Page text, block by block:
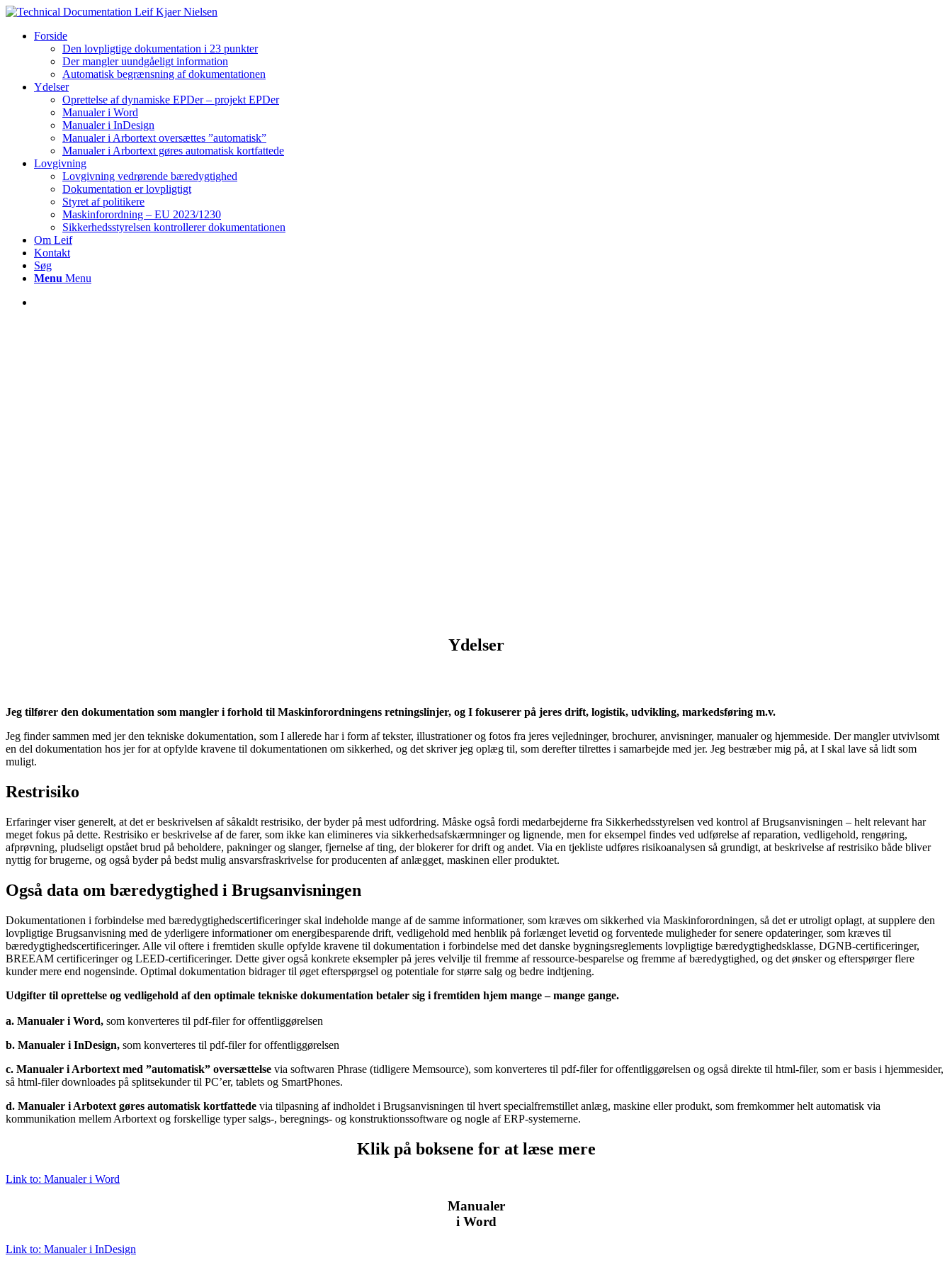
Forside
Den lovpligtige dokumentation i 23 punkter
Der mangler uundgåeligt information
Automatisk begrænsning af dokumentationen
Ydelser
Oprettelse af dynamiske EPDer – projekt EPDer
Manualer i Word
Manualer i InDesign
Manualer i Arbortext oversættes ”automatisk”
Manualer i Arbortext gøres automatisk kortfattede
Lovgivning
Lovgivning vedrørende bæredygtighed
Dokumentation er lovpligtigt
Styret af politikere
Maskinforordning – EU 2023/1230
Sikkerhedsstyrelsen kontrollerer dokumentationen
Om Leif
Kontakt
Søg
Menu Menu
Ydelser
Jeg tilfører den dokumentation som mangler i forhold til Maskinforordningens retningslinjer, og I fokuserer på jeres drift, logistik, udvikling, markedsføring m.v.
Jeg finder sammen med jer den tekniske dokumentation, som I allerede har i form af tekster, illustrationer og fotos fra jeres vejledninger, brochurer, anvisninger, manualer og hjemmeside. Der mangler utvivlsomt
en del dokumentation hos jer for at opfylde kravene til dokumentationen om sikkerhed, og det skriver jeg oplæg til, som derefter tilrettes i samarbejde med jer. Jeg bestræber mig på, at I skal lave så lidt som
muligt.
Restrisiko
Erfaringer viser generelt, at det er beskrivelsen af såkaldt restrisiko, der byder på mest udfordring. Måske også fordi medarbejderne fra Sikkerhedsstyrelsen ved kontrol af Brugsanvisningen – helt relevant har
meget fokus på dette. Restrisiko er beskrivelse af de farer, som ikke kan elimineres via sikkerhedsafskærmninger og lignende, men for eksempel findes ved udførelse af reparation, vedligehold, rengøring,
afprøvning, pludseligt opstået brud på beholdere, pakninger og slanger, fjernelse af ting, der blokerer for drift og andet. Via en tjekliste udføres risikoanalysen så grundigt, at beskrivelse af restrisiko både bliver
nyttig for brugerne, og også byder på bedst mulig ansvarsfraskrivelse for producenten af anlægget, maskinen eller produktet.
Også data om bæredygtighed i Brugsanvisningen
Dokumentationen i forbindelse med bæredygtighedscertificeringer skal indeholde mange af de samme informationer, som kræves om sikkerhed via Maskinforordningen, så det er utroligt oplagt, at supplere den
lovpligtige Brugsanvisning med de yderligere informationer om energibesparende drift, vedligehold med henblik på forlænget levetid og forventede muligheder for senere opdateringer, som kræves til
bæredygtighedscertificeringer. Alle vil oftere i fremtiden skulle opfylde kravene til dokumentation i forbindelse med det danske bygningsreglements lovpligtige bæredygtighedsklasse, DGNB-certificeringer,
BREEAM certificeringer og LEED-certificeringer. Dette giver også konkrete eksempler på jeres velvilje til fremme af ressource-besparelse og fremme af bæredygtighed, og det ønsker og efterspørger flere
kunder mere end nogensinde. Optimal dokumentation bidrager til øget efterspørgsel og potentiale for større salg og bedre indtjening.
Udgifter til oprettelse og vedligehold af den optimale tekniske dokumentation betaler sig i fremtiden hjem mange – mange gange.
a. Manualer i Word, som konverteres til pdf-filer for offentliggørelsen
b. Manualer i InDesign, som konverteres til pdf-filer for offentliggørelsen
c. Manualer i Arbortext med ”automatisk” oversættelse via softwaren Phrase (tidligere Memsource), som konverteres til pdf-filer for offentliggørelsen og også direkte til html-filer, som er basis i hjemmesider,
så html-filer downloades på splitsekunder til PC’er, tablets og SmartPhones.
d. Manualer i Arbotext gøres automatisk kortfattede via tilpasning af indholdet i Brugsanvisningen til hvert specialfremstillet anlæg, maskine eller produkt, som fremkommer helt automatisk via
kommunikation mellem Arbortext og forskellige typer salgs-, beregnings- og konstruktionssoftware og nogle af ERP-systemerne.
Klik på boksene for at læse mere
Link to: Manualer i Word
Manualer
i Word
Link to: Manualer i InDesign